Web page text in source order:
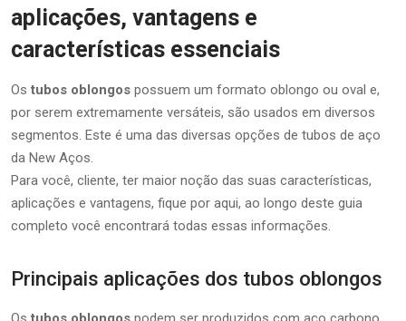
aplicações, vantagens e
características essenciais
Os tubos oblongos possuem um formato oblongo ou oval e,
por serem extremamente versáteis, são usados em diversos
segmentos. Este é uma das diversas opções de tubos de aço
da New Aços.
Para você, cliente, ter maior noção das suas características,
aplicações e vantagens, fique por aqui, ao longo deste guia
completo você encontrará todas essas informações.
Principais aplicações dos tubos oblongos